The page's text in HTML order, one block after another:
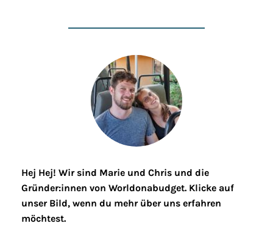
Hej Hej! Wir sind Marie und Chris und die
Gründer:innen von Worldonabudget. Klicke auf
unser Bild, wenn du mehr über uns erfahren
möchtest.